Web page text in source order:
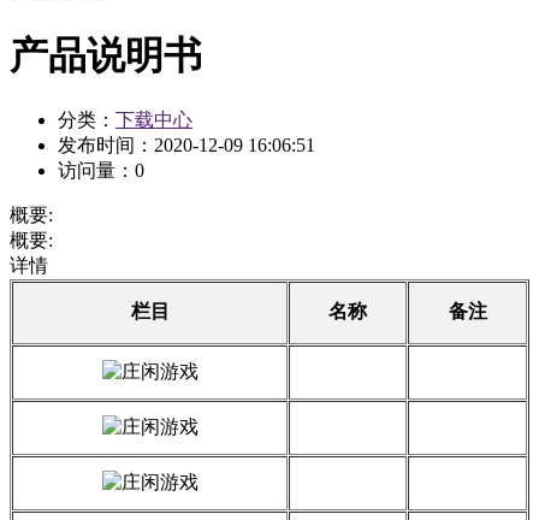
产品说明书
分类： 下载中心
发布时间： 2020-12-09 16:06:51
访问量： 0
概要:
概要:
详情
栏目 名称 备注